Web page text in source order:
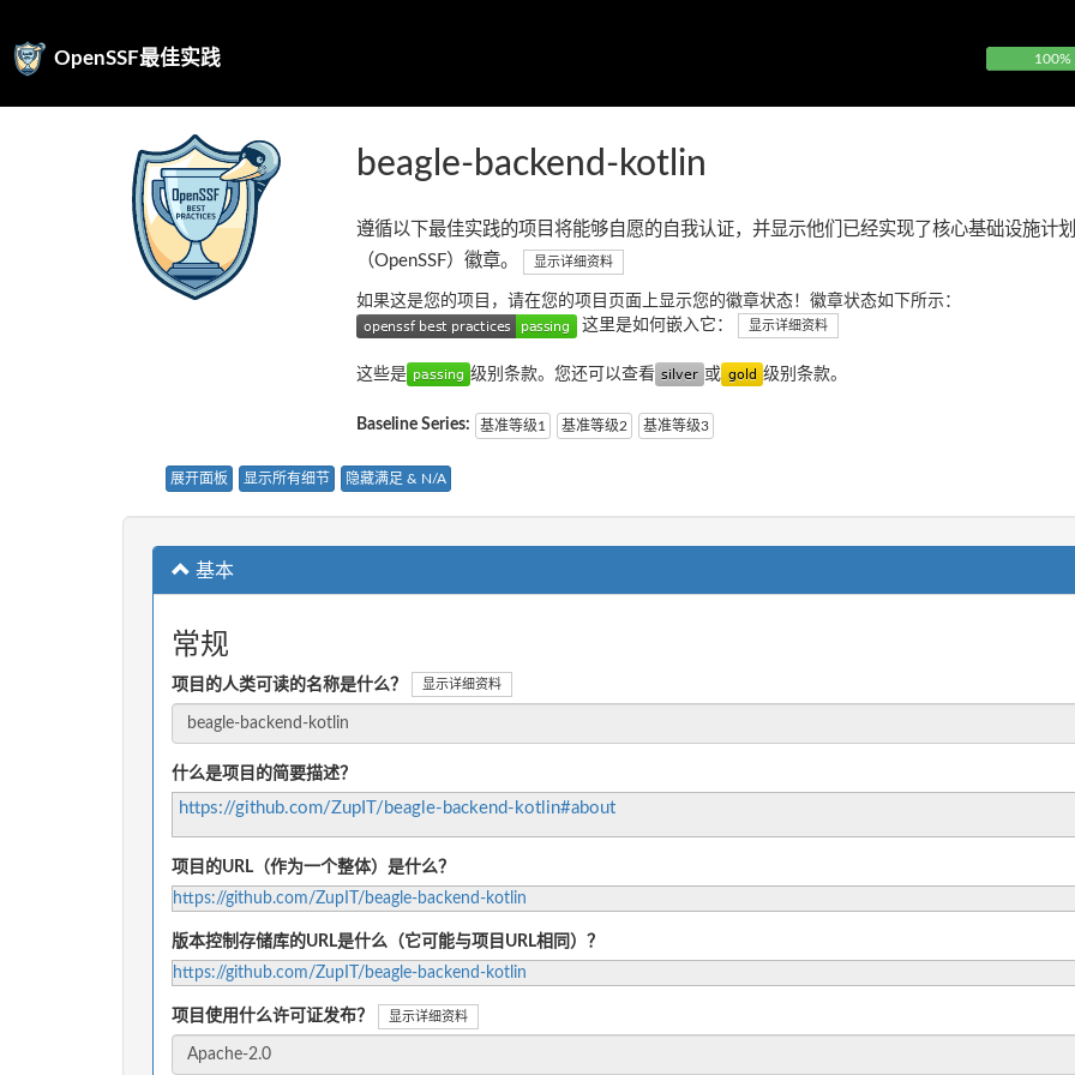
OpenSSF最佳实践 100%
beagle-backend-kotlin
遵循以下最佳实践的项目将能够自愿的自我认证，并显示他们已经实现了核心基础设施计划
（OpenSSF）徽章。
显示详细资料
如果这是您的项目，请在您的项目页面上显示您的徽章状态！徽章状态如下所示：
这里是如何嵌入它：
显示详细资料
这些是 级别条款。您还可以查看 或 级别条款。
Baseline Series: 基准等级1 基准等级2 基准等级3
展开面板 显示所有细节 隐藏满足 & N/A
基本
常规
项目的人类可读的名称是什么？ 显示详细资料
什么是项目的简要描述？
https://github.com/ZupIT/beagle-backend-kotlin#about
项目的URL（作为一个整体）是什么？
https://github.com/ZupIT/beagle-backend-kotlin
版本控制存储库的URL是什么（它可能与项目URL相同）？
https://github.com/ZupIT/beagle-backend-kotlin
项目使用什么许可证发布？ 显示详细资料